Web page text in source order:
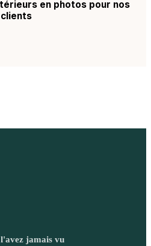
en photos pour nos
clients
jamais vu